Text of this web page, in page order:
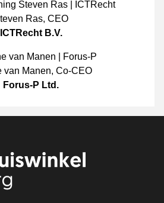
Ras, CEO
ICTRecht B.V.
van Manen, Co-CEO
Forus-P Ltd.